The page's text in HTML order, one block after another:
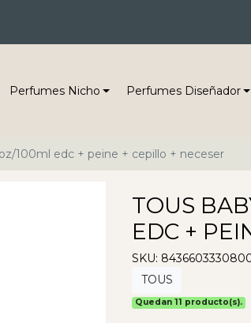
Perfumes Nicho Perfumes Diseñador
100ml edc + peine + cepillo + neceser
TOUS
EDC +
SKU:
TOUS
Quedan 11 producto(s).